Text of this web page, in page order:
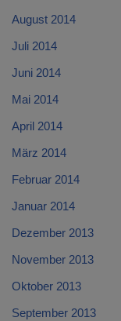
August 2014
Juli 2014
Juni 2014
Mai 2014
April 2014
März 2014
Februar 2014
Januar 2014
Dezember 2013
November 2013
Oktober 2013
September 2013